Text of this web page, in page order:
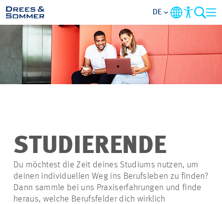
ÜBERSICHT
ÜBER UNS
EINSTIEGSMÖGLICHKEITEN
RUND UMS BEWERBEN
DE
STUDIERENDE
Du möchtest die Zeit deines Studiums nutzen, um
deinen individuellen Weg ins Berufsleben zu finden?
Dann sammle bei uns Praxiserfahrungen und finde
heraus, welche Berufsfelder dich wirklich